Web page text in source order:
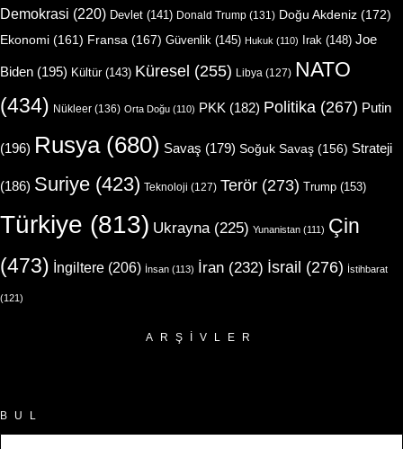
Demokrasi (220) Devlet (141) Donald Trump (131) Doğu Akdeniz (172)
Ekonomi (161) Fransa (167) Güvenlik (145) Hukuk (110) Irak (148) Joe
Biden (195) Kültür(143) Küresel (255) Libya (127) NATO
(434) Nükleer (136) Orta Doğu (110) PKK (182) Politika (267) Putin
(196) Rusya(680) Savaş (179) Soğuk Savaş (156) Strateji
(186) Suriye (423) Teknoloji (127) Terör (273) Trump (153)
Türkiye (813) Ukrayna(225) Yunanistan (111) Çin
(473) İngiltere (206) İnsan (113) İran (232) İsrail (276) İstihbarat
(121)
ARŞIVLER
BUL